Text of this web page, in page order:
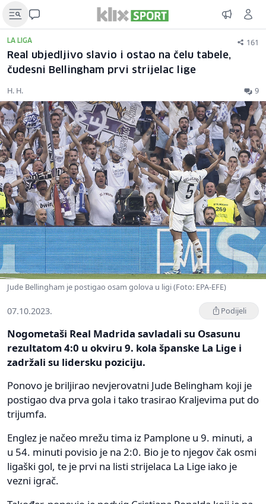
LA LIGA 161
Real ubjedljivo slavio i ostao na čelu tabele,
čudesni Bellingham prvi strijelac lige
H. H. 9
Jude Bellingham je postigao osam golova u ligi (Foto: EPA-EFE)
07.10.2023. Podijeli
Nogometaši Real Madrida savladali su Osasunu
rezultatom 4:0 u okviru 9. kola španske La Lige i
zadržali su lidersku poziciju.
Ponovo je briljirao nevjerovatni Jude Belingham koji je
postigao dva prva gola i tako trasirao Kraljevima put do
trijumfa.
Englez je načeo mrežu tima iz Pamplone u 9. minuti, a
u 54. minuti povisio je na 2:0. Bio je to njegov čak osmi
ligaški gol, te je prvi na listi strijelaca La Lige iako je
vezni igrač.